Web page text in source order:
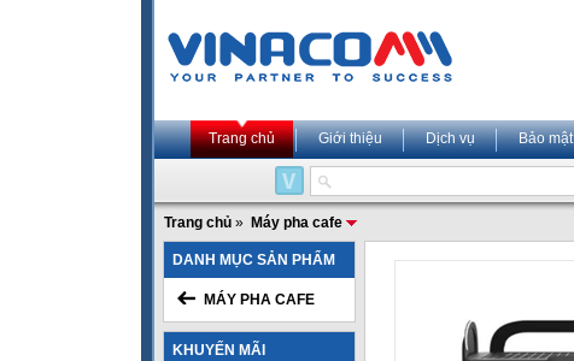
Trang chủ Giới thiệu Dịch vụ Bảo mật
Trang chủ » Máy pha cafe
DANH MỤC SẢN PHẨM
MÁY PHA CAFE
KHUYẾN MÃI